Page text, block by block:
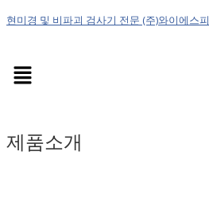
현미경 및 비파괴 검사기 전문 (주)와이에스피
Menu
제품소개